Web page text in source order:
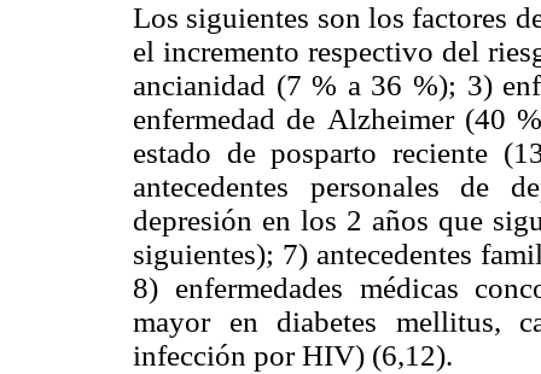
Los siguientes son los factores
el incremento respectivo del
ancianidad (7 % a 36 %); 3)
enfermedad de Alzheimer (40
estado de posparto reciente
antecedentes personales de
depresión en los 2 años que
siguientes); 7) antecedentes
8) enfermedades médicas
mayor en diabetes mellitus,
infección por HIV) (6,12).